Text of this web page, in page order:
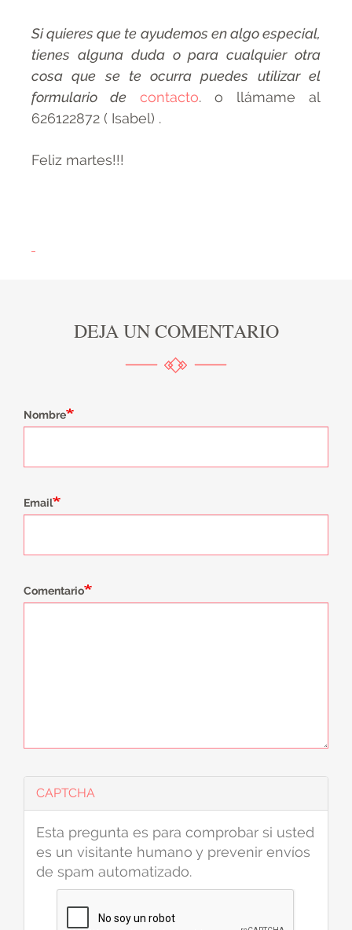
Si quieres que te ayudemos en algo especial,
tienes alguna duda o para cualquier otra
cosa que se te ocurra puedes utilizar el
formulario de contacto. o llámame al
626122872 ( Isabel) .
Feliz martes!!!
DEJA UN COMENTARIO
Nombre
Email
Comentario
CAPTCHA
Esta pregunta es para comprobar si usted
es un visitante humano y prevenir envíos
de spam automatizado.